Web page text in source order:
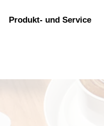
Produkt- und Service